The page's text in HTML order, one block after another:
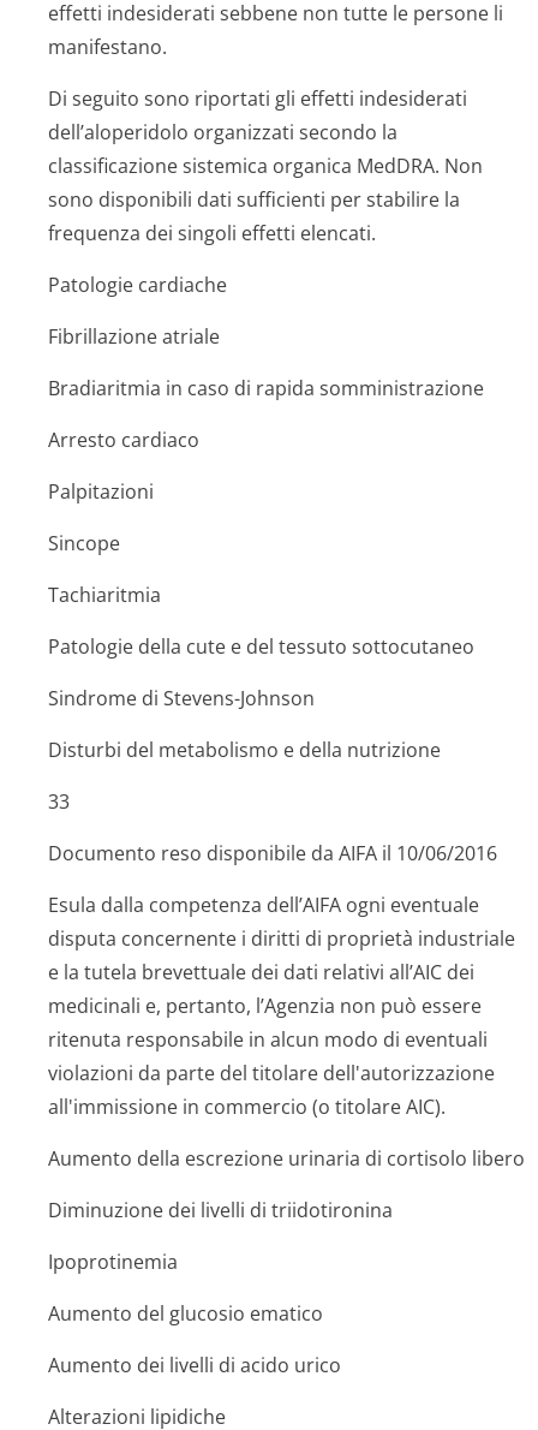
effetti indesiderati sebbene non tutte le persone li
manifestano.
Di seguito sono riportati gli effetti indesiderati
dell’aloperidolo organizzati secondo la
classificazione sistemica organica MedDRA. Non
sono disponibili dati sufficienti per stabilire la
frequenza dei singoli effetti elencati.
Patologie cardiache
Fibrillazione atriale
Bradiaritmia in caso di rapida somministrazione
Arresto cardiaco
Palpitazioni
Sincope
Tachiaritmia
Patologie della cute e del tessuto sottocutaneo
Sindrome di Stevens-Johnson
Disturbi del metabolismo e della nutrizione
33
Documento reso disponibile da AIFA il 10/06/2016
Esula dalla competenza dell’AIFA ogni eventuale
disputa concernente i diritti di proprietà industriale
e la tutela brevettuale dei dati relativi all’AIC dei
medicinali e, pertanto, l’Agenzia non può essere
ritenuta responsabile in alcun modo di eventuali
violazioni da parte del titolare dell'autorizzazione
all'immissione in commercio (o titolare AIC).
Aumento della escrezione urinaria di cortisolo libero
Diminuzione dei livelli di triidotironina
Ipoprotinemia
Aumento del glucosio ematico
Aumento dei livelli di acido urico
Alterazioni lipidiche